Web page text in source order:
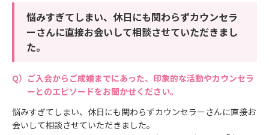
悩みすぎてしまい、休日にも関わらずカウンセラ
ーさんに直接お会いして相談させていただきまし
た。
ご入会からご成婚までにあった、印象的な活動やカウンセラ
ーとのエピソードをお聞かせください。
悩みすぎてしまい、休日にも関わらずカウンセラーさんに直接お
会いして相談させていただきました。